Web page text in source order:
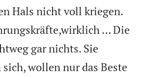
Hals nicht voll kriegen.
… Die
gar nichts. Sie
wollen nur das Beste